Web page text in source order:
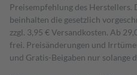
Preisempfehlung des Herstellers.
beinhalten die gesetzlich
zzgl. 3,95 € Versandkosten. Ab
frei. Preisänderungen und
und Gratis-Beigaben nur solange